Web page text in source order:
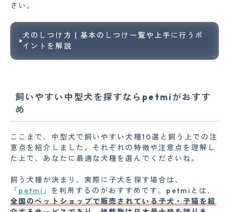
さい。
犬のしつけ方 | 基本のしつけ一覧や上手に行うポ
イントを解説
飼いやすい中型犬を探すならpetmiがおすす
め
ここまで、中型犬で飼いやすい犬種10選と飼う上での注
意点を紹介しました。それぞれの特徴や注意点を理解し
た上で、あなたに最適な犬種を選んでくださいね。
飼う犬種が決まり、実際に子犬を探す場合は、
「petmi 」を利用するのがおすすめです。petmiとは、
全国のペットショップで販売されている子犬・子猫を紹